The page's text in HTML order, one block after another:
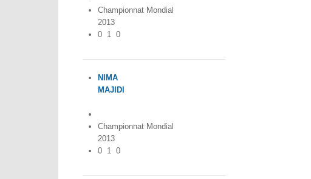
Championnat Mondial
2013
0 1 0
NIMA
MAJIDI
Championnat Mondial
2013
0 1 0